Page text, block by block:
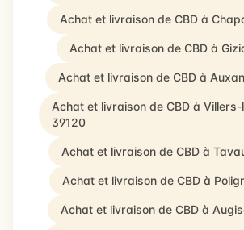
Achat et livraison de CBD à
Achat et livraison de CBD à
Achat et livraison de CBD à
Achat et livraison de CBD à
39120
Achat et livraison de CBD à
Achat et livraison de CBD à
Achat et livraison de CBD à